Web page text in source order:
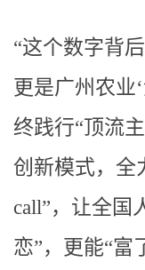
“这个数字背
更是广州农业
终践行“顶流
创新模式，全
call”，让全国
恋”，更能“富